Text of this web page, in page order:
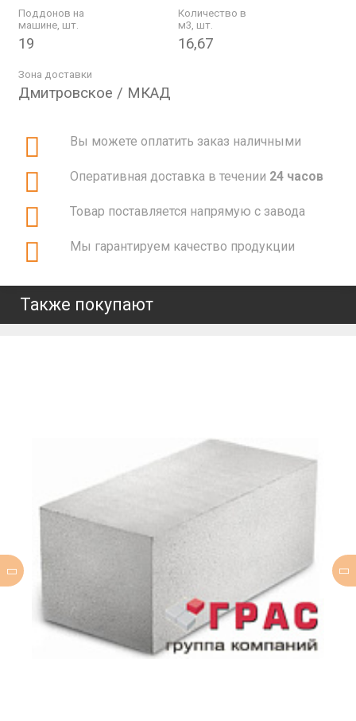
Поддонов на
машине, шт.
19
Количество в
м3, шт.
16,67
Зона доставки
Дмитровское / МКАД
Вы можете оплатить заказ наличными
Оперативная доставка в течении 24 часов
Товар поставляется напрямую с завода
Мы гарантируем качество продукции
Также покупают